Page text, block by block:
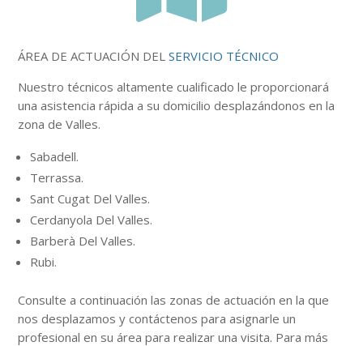
ÁREA DE ACTUACIÓN DELSERVICIO TÉCNICO
Nuestrotécnicos altamente cualificado le proporcionará
una asistencia rápida a su domicilio desplazándonos en la
zona de Valles.
Sabadell.
Terrassa.
Sant Cugat Del Valles.
Cerdanyola Del Valles.
Barberà Del Valles.
Rubi.
Consulte a continuaciónlas zonas de actuación en la que
nos desplazamos y contáctenos para asignarle un
profesional en su área para realizar una visita. Para más